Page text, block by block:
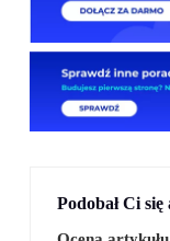
Podobał Ci